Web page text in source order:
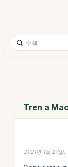
Tren a
2021년 1월 27일,